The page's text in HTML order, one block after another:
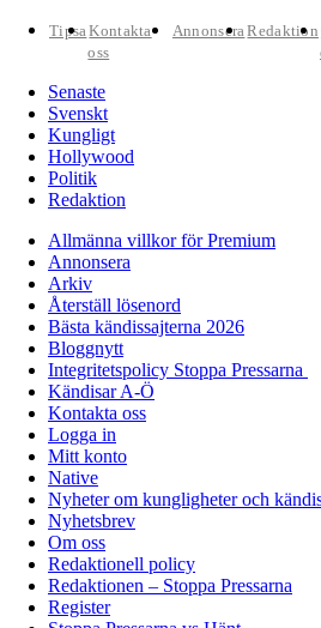
TipsaKontakta
oss
AnnonseraRedaktion
Senaste
Svenskt
Kungligt
Hollywood
Politik
Redaktion
Allmänna villkor för Premium
Annonsera
Arkiv
Återställ lösenord
Bästa kändissajterna 2026
Bloggnytt
Integritetspolicy Stoppa Pressarna
Kändisar A-Ö
Kontakta oss
Logga in
Mitt konto
Native
Nyheter om kungligheter och
Nyhetsbrev
Om oss
Redaktionell policy
Redaktionen – Stoppa Pressarna
Register